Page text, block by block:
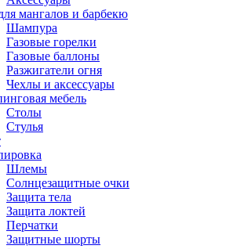
мангалов и барбекю
Шампура
Газовые горелки
Газовые баллоны
Разжигатели огня
Чехлы и аксессуары
мебель
Столы
Стулья
Шлемы
Солнцезащитные очки
Защита тела
Защита локтей
Перчатки
Защитные шорты